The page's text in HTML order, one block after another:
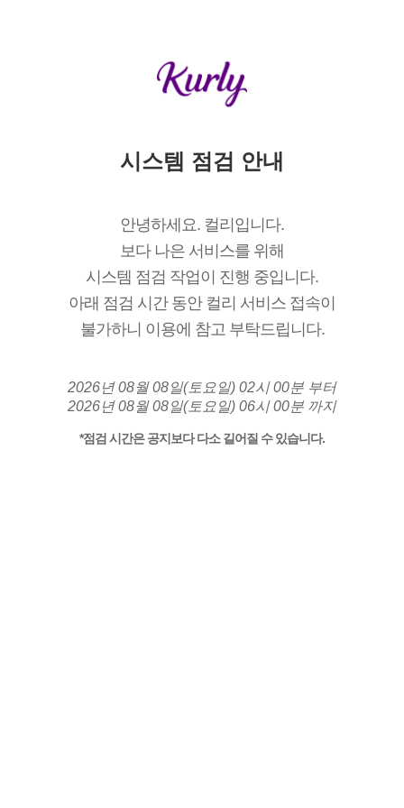
시스템 점검 안내
안녕하세요. 컬리입니다.
보다 나은 서비스를 위해
시스템 점검 작업이 진행 중입니다.
아래 점검 시간 동안 컬리 서비스 접속이
불가하니 이용에 참고 부탁드립니다.
2026년 08월 08일(토요일) 02시 00분 부터
2026년 08월 08일(토요일) 06시 00분 까지
*점검 시간은 공지보다 다소 길어질 수 있습니다.